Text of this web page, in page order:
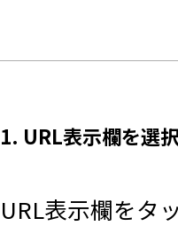
1. URL表示欄を選択
URL表示欄をタ